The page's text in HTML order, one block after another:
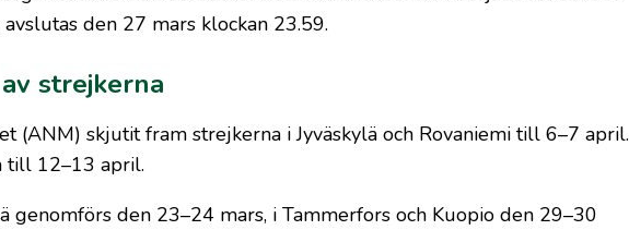
den 27 mars klockan 23.59.
strejkerna
(ANM) skjutit fram strejkerna i Jyväskylä och Rovaniemi till 6–7 april.
till 12–13 april.
genomförs den 23–24 mars, i Tammerfors och Kuopio den 29–30